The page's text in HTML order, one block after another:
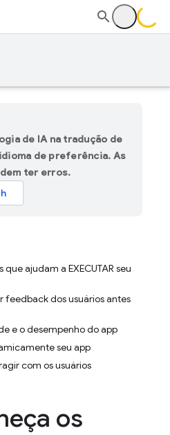
de IA na tradução de
de preferência. As
ter erros.
ajudam a EXECUTAR seu
feedback dos usuários antes
e o desempenho do app
seu app
com os usuários
os